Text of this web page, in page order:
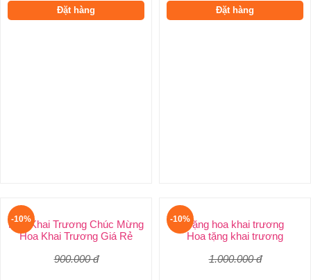
Đặt hàng
-10%
Hoa Khai Trương Chúc Mừng
Hoa Khai Trương Giá Rẻ
900.000 đ